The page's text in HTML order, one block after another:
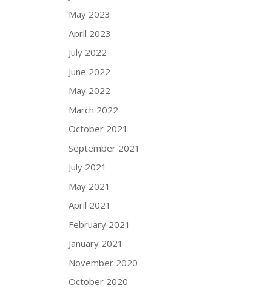
May 2023
April 2023
July 2022
June 2022
May 2022
March 2022
October 2021
September 2021
July 2021
May 2021
April 2021
February 2021
January 2021
November 2020
October 2020